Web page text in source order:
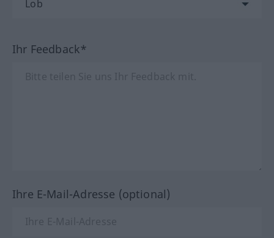
Ihr Feedback*
Ihre E-Mail-Adresse (optional)